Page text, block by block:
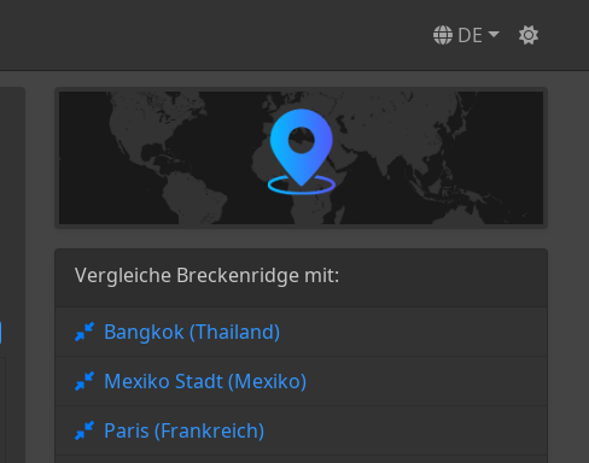
DE
Vergleiche Breckenridge mit:
Bangkok (Thailand)
Mexiko Stadt (Mexiko)
Paris (Frankreich)